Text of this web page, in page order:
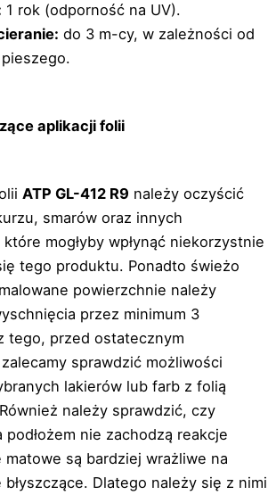
1 rok (odporność na UV).
do 3 m-cy, w zależności od
aplikacji folii
ATP GL-412 R9 należy oczyścić
smarów oraz innych
mogłyby wpłynąć niekorzystnie
tego produktu. Ponadto świeżo
powierzchnie należy
przez minimum 3
tego, przed ostatecznym
sprawdzić możliwości
lakierów lub farb z folią
należy sprawdzić, czy
nie zachodzą reakcje
matowe są bardziej wrażliwe na
Dlatego należy się z nimi